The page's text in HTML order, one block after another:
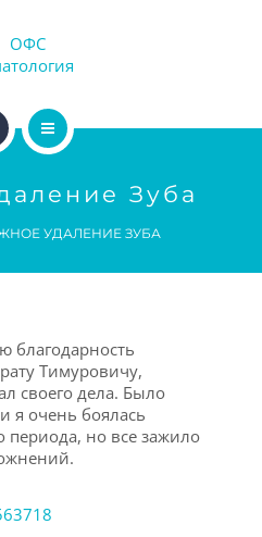
Зуба
УДАЛЕНИЕ ЗУБА
благодарность
Тимуровичу,
своего дела. Было
я очень боялась
периода, но все зажило